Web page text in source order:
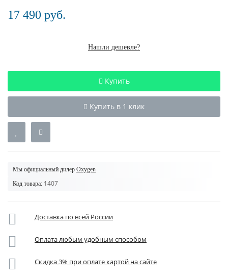
17 490 руб.
Нашли дешевле?
Купить
Купить в 1 клик
Мы официальный дилер Oxygen
Код товара: 1407
Доставка по всей России
Оплата любым удобным способом
Скидка 3% при оплате картой на сайте